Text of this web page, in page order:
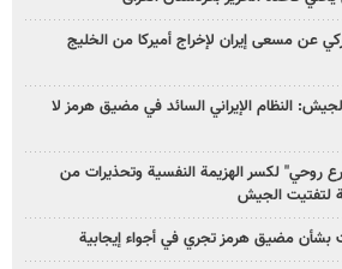
عن مسعى إيران لإخراج أميركا من الخليج
النظام الإيراني السائد في مضيق هرمز لا
روحي" لكسر الهزيمة النفسية وتحذيرات من
لتفتيت الجيش
بشأن مضيق هرمز تجري في أجواء إيجابية